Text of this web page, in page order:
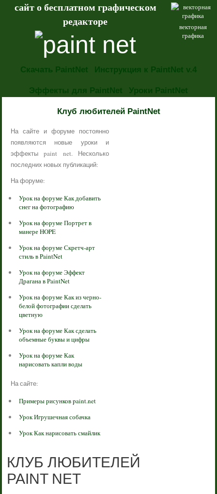
векторная
графика
сайт о бесплатном графическом
редакторе
Скачать PaintNet Инструкция к PaintNet v.4
Эффекты для PaintNet Уроки PaintNet
Клуб любителей PaintNet
На сайте и форуме постоянно
появляются новые уроки и
эффекты paint net. Несколько
последних новых публикаций:
На форуме:
Урок на форуме Как добавить
снег на фотографию
Урок на форуме Портрет в
манере HOPE
Урок на форуме Скретч-арт
стиль в PaintNet
Урок на форуме Эффект
Драгана в PaintNet
Урок на форуме Как из черно-
белой фотографии сделать
цветную
Урок на форуме Как сделать
объемные буквы и цифры
Урок на форуме Как
нарисовать капли воды
На сайте:
Примеры рисунков paint.net
Урок Игрушечная собачка
Урок Как нарисовать смайлик
КЛУБ ЛЮБИТЕЛЕЙ
PAINT NET